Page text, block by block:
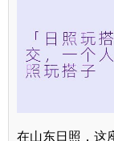
在山东日照，这